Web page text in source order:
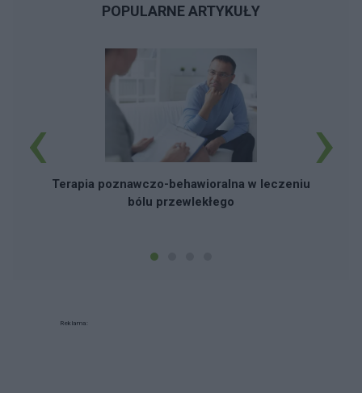
POPULARNE ARTYKUŁY
Terapia poznawczo-behawioralna w leczeniu
bólu przewlekłego
‹ ›
Reklama: